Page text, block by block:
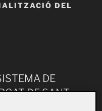
DEL
DE
DE SANT